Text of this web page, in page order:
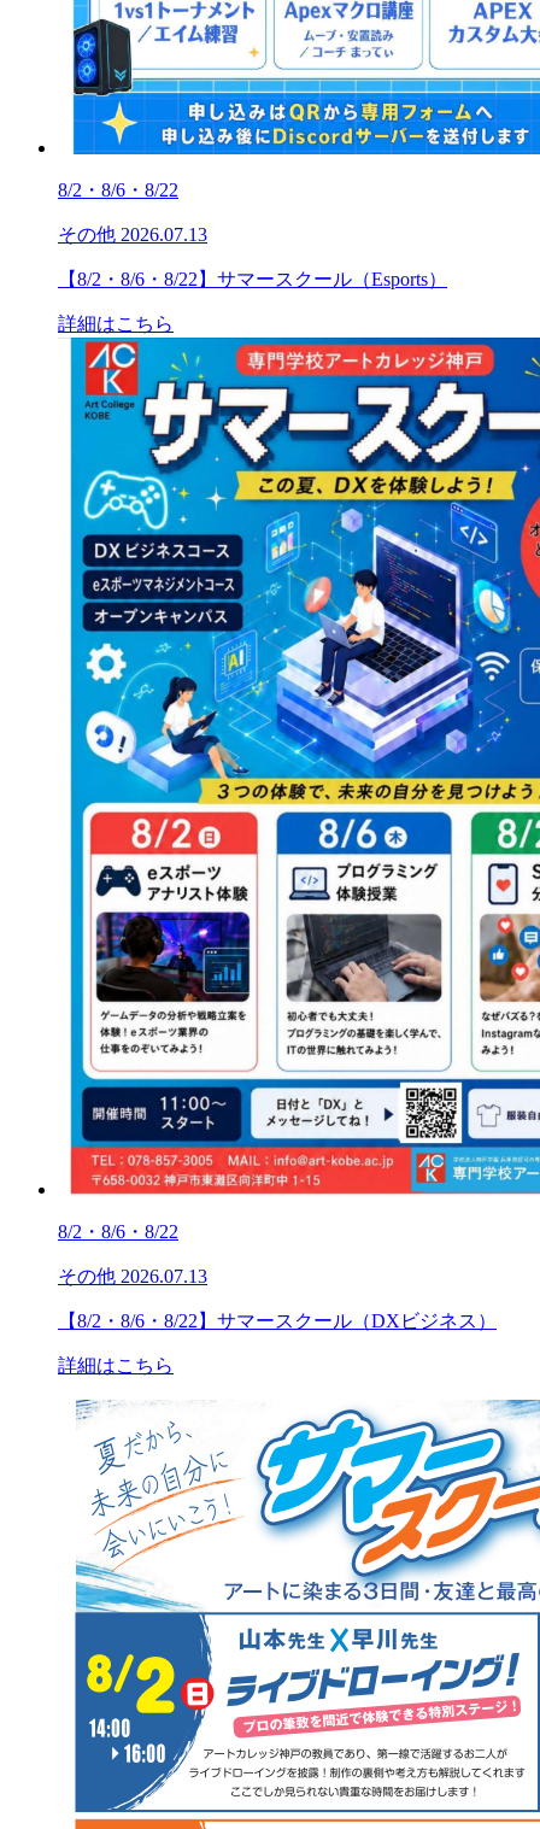
8/2・8/6・8/22
その他 2026.07.13
【8/2・8/6・8/22】サマースクール（Esports）
詳細はこちら
8/2・8/6・8/22
その他 2026.07.13
【8/2・8/6・8/22】サマースクール（DXビジネス）
詳細はこちら